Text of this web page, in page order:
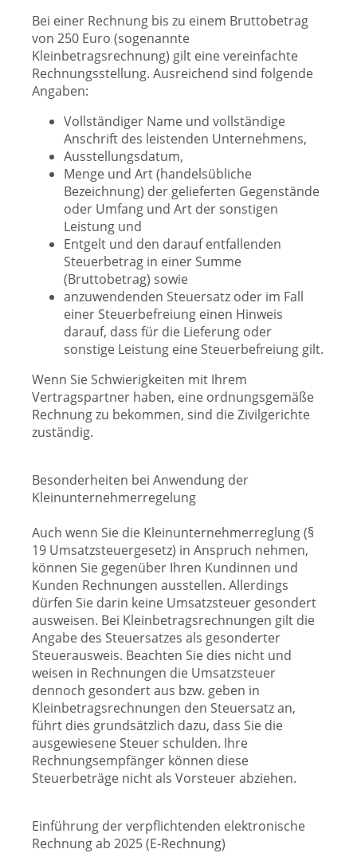
Bei einer Rechnung bis zu einem Bruttobetrag
von 250 Euro (sogenannte
Kleinbetragsrechnung) gilt eine vereinfachte
Rechnungsstellung. Ausreichend sind folgende
Angaben:
Vollständiger Name und vollständige
Anschrift des leistenden Unternehmens,
Ausstellungsdatum,
Menge und Art (handelsübliche
Bezeichnung) der gelieferten Gegenstände
oder Umfang und Art der sonstigen
Leistung und
Entgelt und den darauf entfallenden
Steuerbetrag in einer Summe
(Bruttobetrag) sowie
anzuwendenden Steuersatz oder im Fall
einer Steuerbefreiung einen Hinweis
darauf, dass für die Lieferung oder
sonstige Leistung eine Steuerbefreiung gilt.
Wenn Sie Schwierigkeiten mit Ihrem
Vertragspartner haben, eine ordnungsgemäße
Rechnung zu bekommen, sind die Zivilgerichte
zuständig.
Besonderheiten bei Anwendung der
Kleinunternehmerregelung
Auch wenn Sie die Kleinunternehmerreglung (§
19 Umsatzsteuergesetz) in Anspruch nehmen,
können Sie gegenüber Ihren Kundinnen und
Kunden Rechnungen ausstellen. Allerdings
dürfen Sie darin keine Umsatzsteuer gesondert
ausweisen. Bei Kleinbetragsrechnungen gilt die
Angabe des Steuersatzes als gesonderter
Steuerausweis. Beachten Sie dies nicht und
weisen in Rechnungen die Umsatzsteuer
dennoch gesondert aus bzw. geben in
Kleinbetragsrechnungen den Steuersatz an,
führt dies grundsätzlich dazu, dass Sie die
ausgewiesene Steuer schulden. Ihre
Rechnungsempfänger können diese
Steuerbeträge nicht als Vorsteuer abziehen.
Einführung der verpflichtenden elektronische
Rechnung ab 2025 (E-Rechnung)